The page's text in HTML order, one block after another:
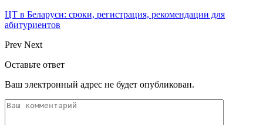
ЦТ в Беларуси: сроки, регистрация, рекомендации для
абитуриентов
Prev Next
Оставьте ответ
Ваш электронный адрес не будет опубликован.